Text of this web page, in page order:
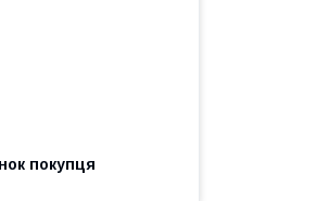
покупця